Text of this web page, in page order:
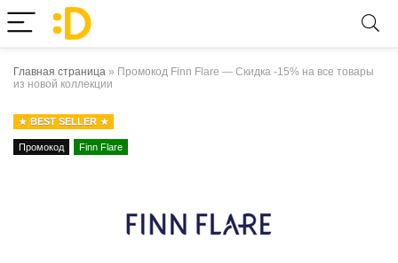
Главная страница » Промокод Finn Flare — Скидка -15% на все товары
из новой коллекции
BEST SELLER
Промокод Finn Flare